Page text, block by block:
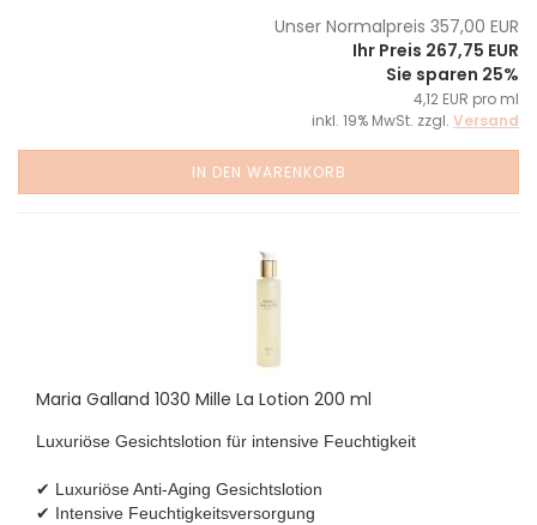
Unser Normalpreis 357,00 EUR
Ihr Preis 267,75 EUR
Sie sparen 25%
4,12 EUR pro ml
inkl. 19% MwSt. zzgl. Versand
IN DEN WARENKORB
Maria Galland 1030 Mille La Lotion 200 ml
Luxuriöse Gesichtslotion für intensive Feuchtigkeit
✔ Luxuriöse Anti-Aging Gesichtslotion
✔ Intensive Feuchtigkeitsversorgung